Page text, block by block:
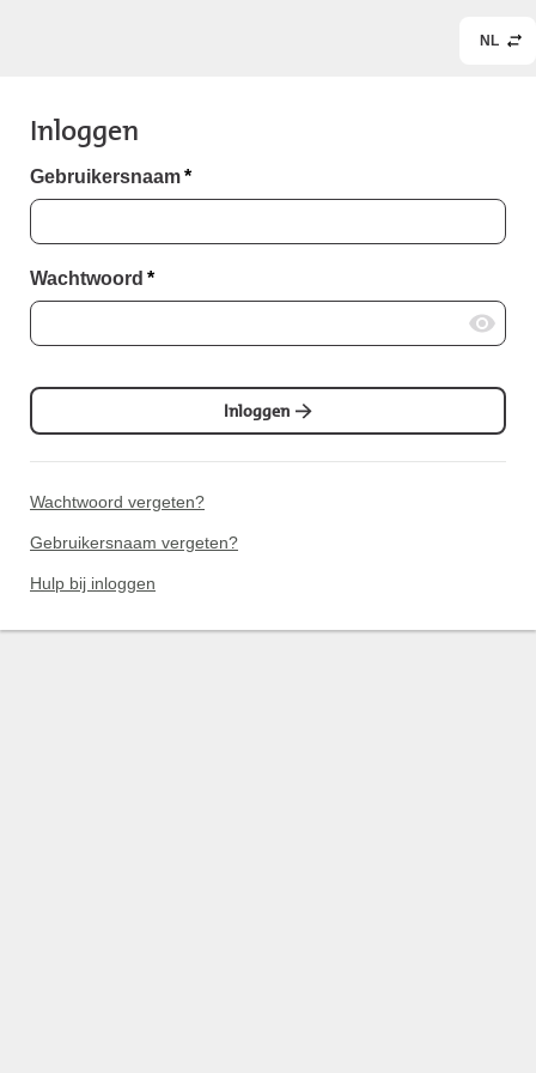
NL
Inloggen
Gebruikersnaam*
Wachtwoord *
Inloggen
Wachtwoord vergeten?
Gebruikersnaam vergeten?
Hulp bij inloggen